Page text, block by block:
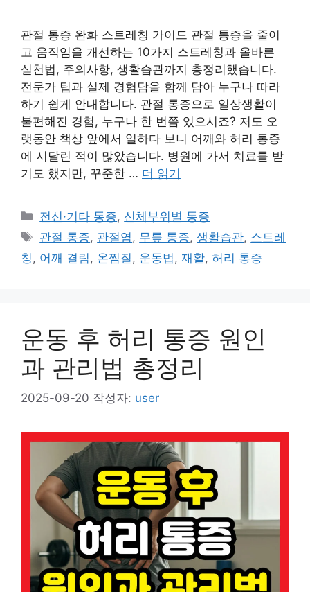
관절 통증 완화 스트레칭 가이드 관절 통증을 줄이
고 움직임을 개선하는 10가지 스트레칭과 올바른
실천법, 주의사항, 생활습관까지 총정리했습니다.
전문가 팁과 실제 경험담을 함께 담아 누구나 따라
하기 쉽게 안내합니다. 관절 통증으로 일상생활이
불편해진 경험, 누구나 한 번쯤 있으시죠? 저도 오
랫동안 책상 앞에서 일하다 보니 어깨와 허리 통증
에 시달린 적이 많았습니다. 병원에 가서 치료를 받
기도 했지만, 꾸준한 … 더 읽기
카
테
리
전신·기타 통증, 신체부위별 통증
태
그
관절 통증, 관절염 , 무릎 통증,생활습관, 스트레
칭 , 어깨 결림 , 온찜질 , 운동법 , 재활, 허리 통증
운동 후 허리 통증 원인
과 관리법 총정리
2025-09-20 작성자: user